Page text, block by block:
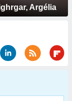
Argélia